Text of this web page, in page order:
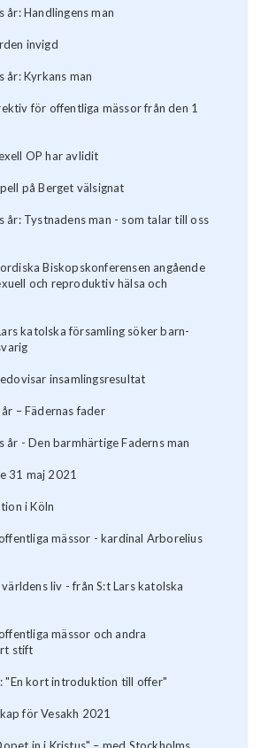
år: Handlingens man
invigd
år: Kyrkans man
för offentliga mässor från den 1
OP har avlidit
på Berget välsignat
år: Tystnadens man - som talar till oss
Biskopskonferensen angående
och reproduktiv hälsa och
katolska församling söker barn-
insamlingsresultat
– Fädernas fader
år - Den barmhärtige Faderns man
31 maj 2021
i Köln
mässor - kardinal Arborelius
liv - från S:t Lars katolska
mässor och andra
stift
"En kort introduktion till offer"
för Vesakh 2021